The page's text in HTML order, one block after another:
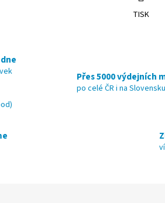
TISK
Přes 5000 výdejních
po celé ČR i na Slovensku